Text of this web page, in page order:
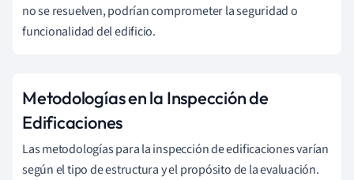
no se resuelven, podrían comprometer la seguridad o
funcionalidad del edificio.
Metodologías en la Inspección de
Edificaciones
Las metodologías para la inspección de edificaciones varían
según el tipo de estructura y el propósito de la evaluación.